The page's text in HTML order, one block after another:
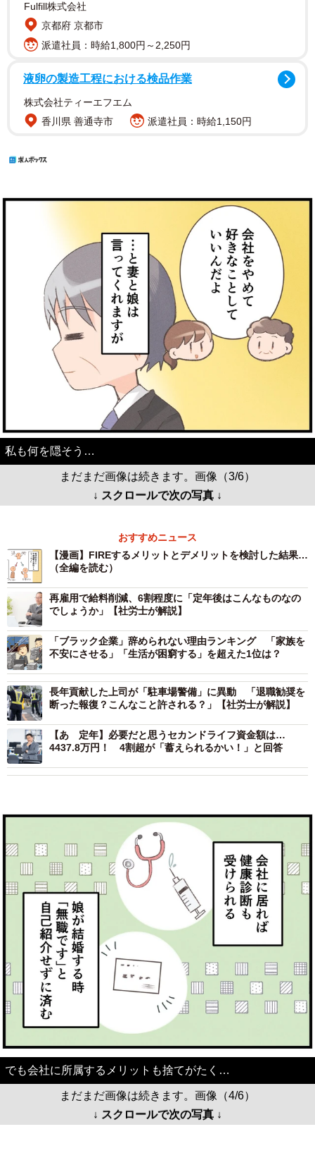
Fulfill株式会社
京都府 京都市
派遣社員：時給1,800円～2,250円
液卵の製造工程における検品作業
株式会社ティーエフエム
香川県 善通寺市
派遣社員：時給1,150円
私も何を隠そう…
まだまだ画像は続きます。画像（3/6）
↓ スクロールで次の写真 ↓
おすすめニュース
【漫画】FIREするメリットとデメリットを検討した結果…
（全編を読む）
再雇用で給料削減、6割程度に「定年後はこんなものなの
でしょうか」【社労士が解説】
「ブラック企業」辞められない理由ランキング 「家族を
不安にさせる」「生活が困窮する」を超えた1位は？
長年貢献した上司が「駐車場警備」に異動 「退職勧奨を
断った報復？こんなこと許される？」【社労士が解説】
【あゝ定年】必要だと思うセカンドライフ資金額は…
4437.8万円！ 4割超が「蓄えられるかい！」と回答
でも会社に所属するメリットも捨てがたく…
まだまだ画像は続きます。画像（4/6）
↓ スクロールで次の写真 ↓